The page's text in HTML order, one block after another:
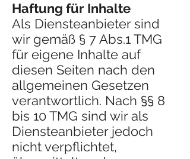
Haftung für Inhalte
Als Diensteanbieter sind
wir gemäß § 7 Abs.1 TMG
für eigene Inhalte auf
diesen Seiten nach den
allgemeinen Gesetzen
verantwortlich. Nach §§ 8
bis 10 TMG sind wir als
Diensteanbieter jedoch
nicht verpflichtet,